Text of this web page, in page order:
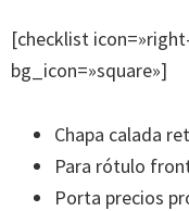
[checklist
bg_icon=»square»]
Chapa calada
Para rótulo
Porta precios